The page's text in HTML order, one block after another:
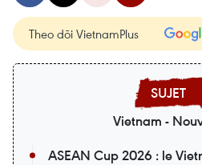
Theo dõi VietnamPlus
Vietnam -
ASEAN Cup 2026 : le